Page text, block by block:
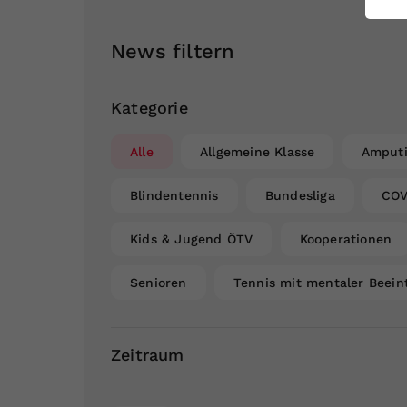
News filtern
Kategorie
Alle Allgemeine Klasse
Blindentennis Bundesliga
Kids & Jugend ÖTV Kooperationen
Senioren Tennis mit mentaler
Zeitraum